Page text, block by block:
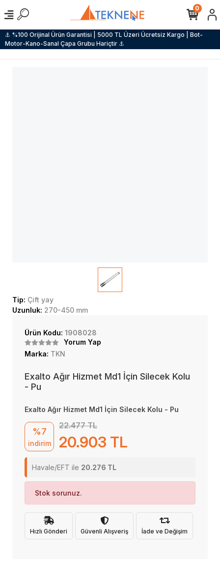
⚓ %100 Orijinal Ürün Garantisi | 5000 TL Üzeri Ücretsiz Kargo | Bot-
Motor-Kano-Sanal Çapa Grubu Hariçtir ⚓
0
Tip: Çift yay
Uzunluk: 270-450 mm
Ürün Kodu: 1908028
Yorum Yap
Marka: TKN
Exalto Ağır Hizmet Md1 İçin Silecek Kolu
- Pu
Exalto Ağır Hizmet Md1 İçin Silecek Kolu - Pu
%7
indirim
22.477 TL
20.903 TL
Havale/EFT ile 20.276 TL
Stok sorunuz.
Hızlı Gönderi Güvenli Alışveriş İade ve Değişim